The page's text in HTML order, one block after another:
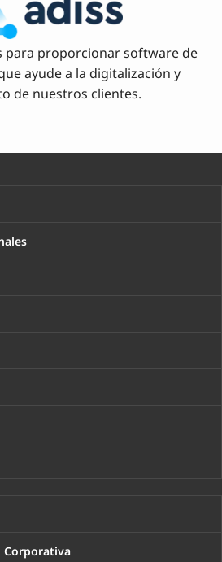
para proporcionar software de
ayude a la digitalización y
de nuestros clientes.
Corporativa